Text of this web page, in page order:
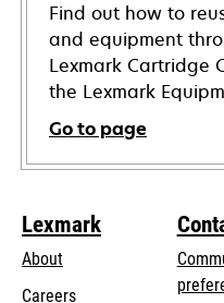
Find out how to
and equipment
Lexmark Cartridge
the Lexmark
Go to page
Lexmark
About
Careers